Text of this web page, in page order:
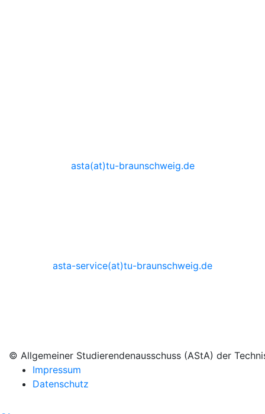
asta(at)tu-braunschweig.de
asta-service(at)tu-braunschweig.de
© Allgemeiner Studierendenausschuss (AStA) der
Impressum
Datenschutz